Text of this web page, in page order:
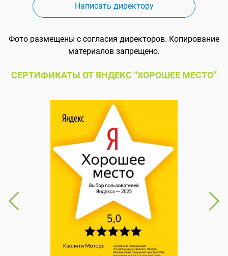
Написать директору
Фото размещены с согласия директоров. Копирование
материалов запрещено.
СЕРТИФИКАТЫ ОТ ЯНДЕКС “ХОРОШЕЕ МЕСТО”